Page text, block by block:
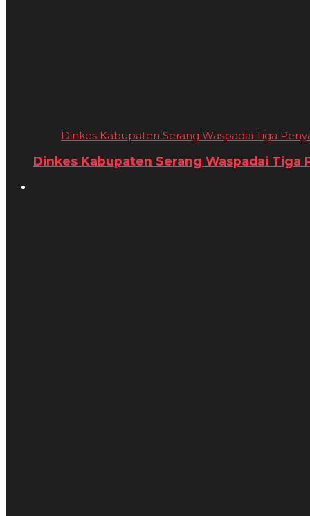
Dinkes Kabupaten Serang Waspadai Tiga
Dinkes Kabupaten Serang Waspadai Tiga